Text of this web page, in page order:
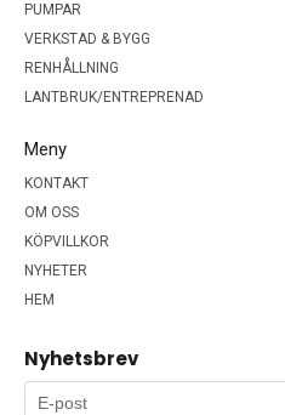
PUMPAR
VERKSTAD & BYGG
RENHÅLLNING
LANTBRUK/ENTREPRENAD
Meny
KONTAKT
OM OSS
KÖPVILLKOR
NYHETER
HEM
Nyhetsbrev